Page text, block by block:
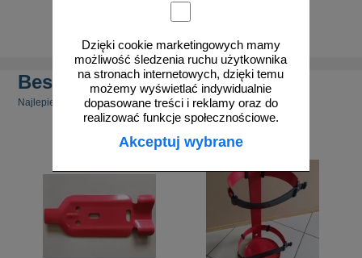
Dzięki cookie marketingowych mamy
możliwość śledzenia ruchu użytkownika
na stronach internetowych, dzięki temu
możemy wyświetlać indywidualnie
dopasowane treści i reklamy oraz do
realizować funkcje społecznościowe.
Akceptuj wybrane
Bestsellery
Najlepiej sprzedające się produkty